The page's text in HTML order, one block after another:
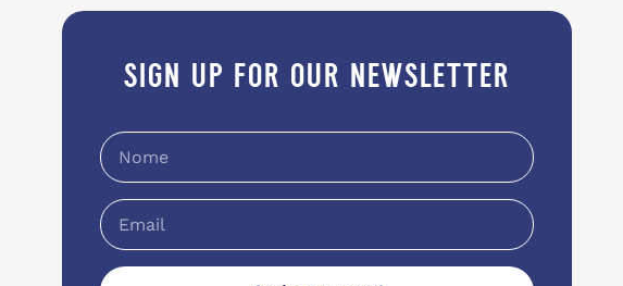
sign up for our newsletter